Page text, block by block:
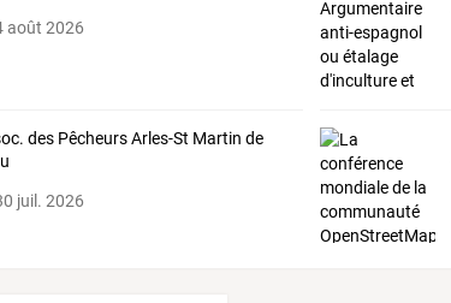
août 2026
des Pêcheurs Arles-St Martin de
juil. 2026